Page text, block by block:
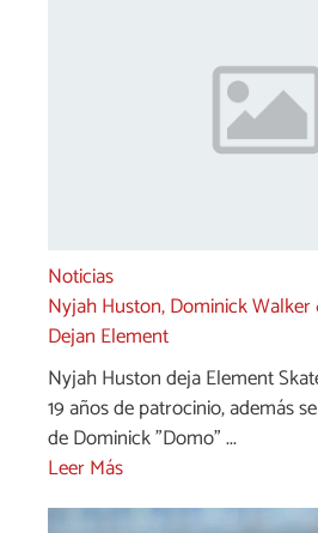
Noticias
Nyjah Huston, Dominick Walker
Dejan Element
Nyjah Huston deja Element
19 años de patrocinio, además
de Dominick "Domo" ...
Leer Más